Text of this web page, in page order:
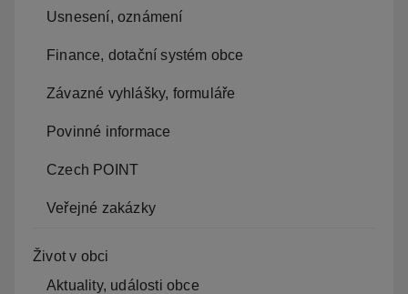
Usnesení, oznámení
Finance, dotační systém obce
Závazné vyhlášky, formuláře
Povinné informace
Czech POINT
Veřejné zakázky
Život v obci
Aktuality, události obce